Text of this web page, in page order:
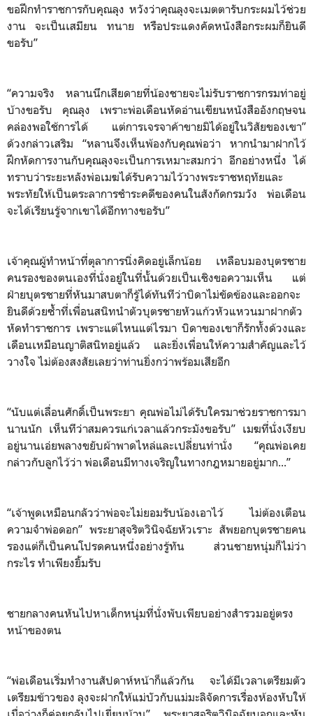
ขอฝึกทำราชการกับคุณลุง หวังว่าคุณลุงจะเมตตารับกระผมไว้ช่วย
งาน จะเป็นเสมียน ทนาย หรือประแดงคัดหนังสือกระผมก็ยินดี
ขอรับ”
“ความจริง หลานนึกเสียดายที่น้องชายจะไม่รับราชการกรมท่าอยู่
บ้างขอรับ คุณลุง เพราะพ่อเดือนหัดอ่านเขียนหนังสืออังกฤษจน
คล่องพอใช้การได้ แต่การเจรจาค้าขายมิได้อยู่ในวิสัยของเขา”
ด้วงกล่าวเสริม “หลานจึงเห็นพ้องกับคุณพ่อว่า หากนำมาฝากไว้
ฝึกหัดการงานกับคุณลุงจะเป็นการเหมาะสมกว่า อีกอย่างหนึ่ง ได้
ทราบว่าระยะหลังพ่อเมฆได้รับความไว้วางพระราชหฤทัยและ
พระทัยให้เป็นตระลาการชำระคดีของคนในสังกัดกรมวัง พ่อเดือน
จะได้เรียนรู้จากเขาได้อีกทางขอรับ”
เจ้าคุณผู้ทำหน้าที่ตุลาการนิ่งคิดอยู่เล็กน้อย เหลือบมองบุตรชาย
คนรองของตนเองที่นั่งอยู่ในที่นั้นด้วยเป็นเชิงขอความเห็น แต่
ฝ่ายบุตรชายที่หันมาสบตาก็รู้ได้ทันทีว่าบิดาไม่ขัดข้องและออกจะ
ยินดีด้วยซ้ำที่เพื่อนสนิทนำตัวบุตรชายหัวแก้วหัวแหวนมาฝากตัว
หัดทำราชการ เพราะแต่ไหนแต่ไรมา บิดาของเขาก็รักทั้งด้วงและ
เดือนเหมือนญาติสนิทอยู่แล้ว และยิ่งเพื่อนให้ความสำคัญและไว้
วางใจ ไม่ต้องสงสัยเลยว่าท่านยิ่งกว่าพร้อมเสียอีก
“นับแต่เลื่อนศักดิ์เป็นพระยา คุณพ่อไม่ได้รับใครมาช่วยราชการมา
นานนัก เห็นทีว่าสมควรแก่เวลาแล้วกระมังขอรับ” เมฆที่นั่งเงียบ
อยู่นานเอ่ยพลางขยับผ้าพาดไหล่และเปลี่ยนท่านั่ง “คุณพ่อเคย
กล่าวกับลูกไว้ว่า พ่อเดือนมีทางเจริญในทางกฎหมายอยู่มาก...”
“เจ้าพูดเหมือนกลัวว่าพ่อจะไม่ยอมรับน้องเอาไว้ ไม่ต้องเตือน
ความจำพ่อดอก” พระยาสุจริตวินิจฉัยหัวเราะ สัพยอกบุตรชายคน
รองแต่ก็เป็นคนโปรดคนหนึ่งอย่างรู้ทัน ส่วนชายหนุ่มก็ไม่ว่า
กระไร ทำเพียงยิ้มรับ
ชายกลางคนหันไปหาเด็กหนุ่มที่นั่งพับเพียบอย่างสำรวมอยู่ตรง
หน้าของตน
“พ่อเดือนเริ่มทำงานสัปดาห์หน้าก็แล้วกัน จะได้มีเวลาเตรียมตัว
เตรียมข้าวของ ลุงจะฝากให้แม่บัวกับแม่มะลิจัดการเรื่องห้องหับให้